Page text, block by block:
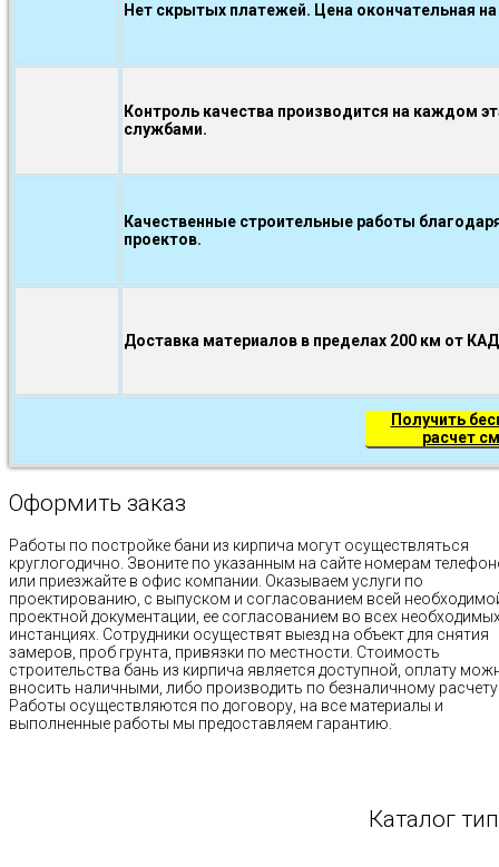
Нет скрытых платежей. Цена окончательная
Контроль качества производится на каждом
службами.
Качественные строительные работы
проектов.
Доставка материалов в пределах 200 км от
Получить
расчет
Оформить заказ
Работы по постройке бани из кирпича могут осуществляться
круглогодично. Звоните по указанным на сайте номерам
или приезжайте в офис компании. Оказываем услуги по
проектированию, с выпуском и согласованием всей
проектной документации, ее согласованием во всех
инстанциях. Сотрудники осуществят выезд на объект для снятия
замеров, проб грунта, привязки по местности. Стоимость
строительства бань из кирпича является доступной, оплату
вносить наличными, либо производить по безналичному
Работы осуществляются по договору, на все материалы и
выполненные работы мы предоставляем гарантию.
Каталог